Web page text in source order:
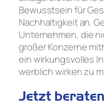
Bewusstsein für
Nachhaltigkeit an.
Unternehmen, die
großer Konzerne
ein wirkungsvolles
werblich wirken zu
Jetzt